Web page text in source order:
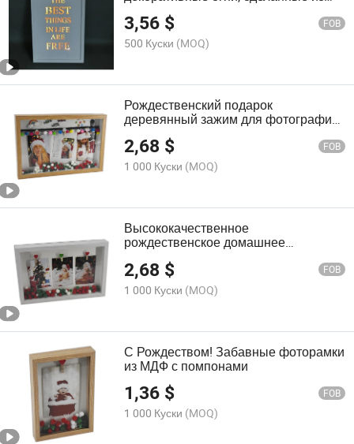
3,56 $ FOB
500 Куски (MOQ)
Рождественский подарок
деревянный зажим для фотографий
рамка для стенового декора
рождественская картина
2,68 $ FOB
1 000 Куски (MOQ)
Высококачественное
рождественское домашнее
фотографий с помпонами
2,68 $ FOB
1 000 Куски (MOQ)
С Рождеством! Забавные фоторамки
из МДФ с помпонами
1,36 $ FOB
1 000 Куски (MOQ)